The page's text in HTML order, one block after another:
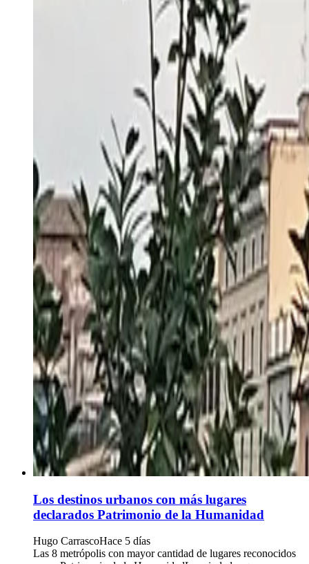
Los destinos urbanos con más lugares
declarados Patrimonio de la Humanidad
Hugo CarrascoHace 5 días
Las 8 metrópolis con mayor cantidad de lugares reconocidos